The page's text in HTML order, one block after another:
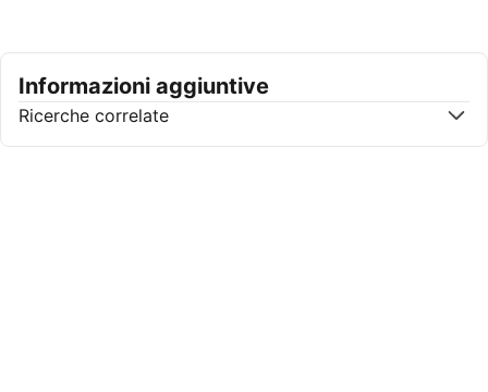
Informazioni aggiuntive
Ricerche correlate